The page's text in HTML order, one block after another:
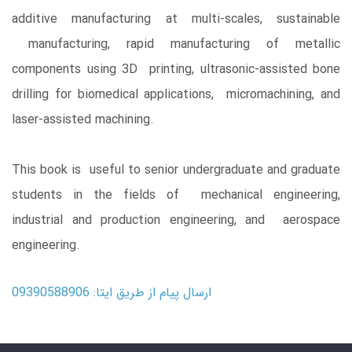
additive manufacturing at multi-scales, sustainable
manufacturing, rapid manufacturing of metallic
components using 3D printing, ultrasonic-assisted bone
drilling for biomedical applications, micromachining, and
laser-assisted machining.
This book is useful to senior undergraduate and graduate
students in the fields of mechanical engineering,
industrial and production engineering, and aerospace
engineering.
ارسال پیام از طریق ایتا: 09390588906